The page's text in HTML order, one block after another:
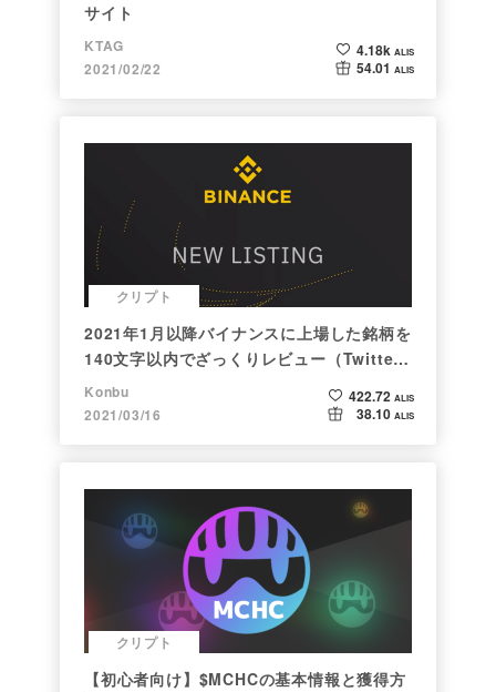
サイト
KTAG
2021/02/22
4.18k ALIS
54.01 ALIS
クリプト
2021年1月以降バイナンスに上場した銘柄を
140文字以内でざっくりレビュー（Twitter
向け情報まとめ）
Konbu
2021/03/16
422.72 ALIS
38.10 ALIS
クリプト
【初心者向け】$MCHCの基本情報と獲得方